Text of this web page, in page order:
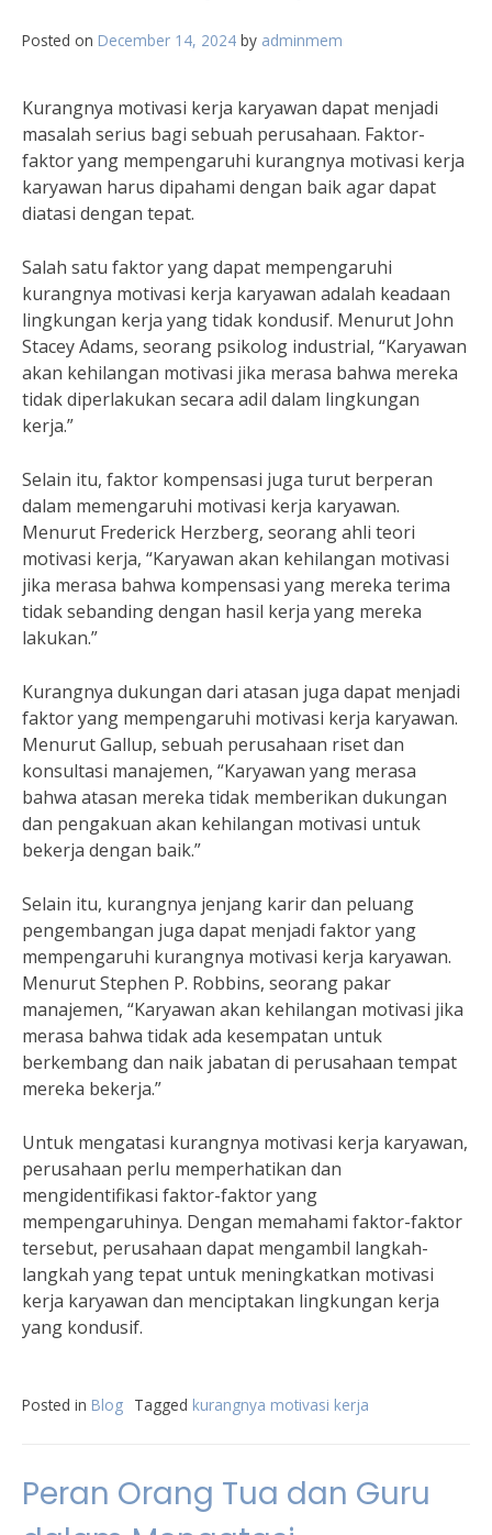
Posted on December 14, 2024 by adminmem
Kurangnya motivasi kerja karyawan dapat menjadi
masalah serius bagi sebuah perusahaan. Faktor-
faktor yang mempengaruhi kurangnya motivasi kerja
karyawan harus dipahami dengan baik agar dapat
diatasi dengan tepat.
Salah satu faktor yang dapat mempengaruhi
kurangnya motivasi kerja karyawan adalah keadaan
lingkungan kerja yang tidak kondusif. Menurut John
Stacey Adams, seorang psikolog industrial, “Karyawan
akan kehilangan motivasi jika merasa bahwa mereka
tidak diperlakukan secara adil dalam lingkungan
kerja.”
Selain itu, faktor kompensasi juga turut berperan
dalam memengaruhi motivasi kerja karyawan.
Menurut Frederick Herzberg, seorang ahli teori
motivasi kerja, “Karyawan akan kehilangan motivasi
jika merasa bahwa kompensasi yang mereka terima
tidak sebanding dengan hasil kerja yang mereka
lakukan.”
Kurangnya dukungan dari atasan juga dapat menjadi
faktor yang mempengaruhi motivasi kerja karyawan.
Menurut Gallup, sebuah perusahaan riset dan
konsultasi manajemen, “Karyawan yang merasa
bahwa atasan mereka tidak memberikan dukungan
dan pengakuan akan kehilangan motivasi untuk
bekerja dengan baik.”
Selain itu, kurangnya jenjang karir dan peluang
pengembangan juga dapat menjadi faktor yang
mempengaruhi kurangnya motivasi kerja karyawan.
Menurut Stephen P. Robbins, seorang pakar
manajemen, “Karyawan akan kehilangan motivasi jika
merasa bahwa tidak ada kesempatan untuk
berkembang dan naik jabatan di perusahaan tempat
mereka bekerja.”
Untuk mengatasi kurangnya motivasi kerja karyawan,
perusahaan perlu memperhatikan dan
mengidentifikasi faktor-faktor yang
mempengaruhinya. Dengan memahami faktor-faktor
tersebut, perusahaan dapat mengambil langkah-
langkah yang tepat untuk meningkatkan motivasi
kerja karyawan dan menciptakan lingkungan kerja
yang kondusif.
Posted in Blog Tagged kurangnya motivasi kerja
Peran Orang Tua dan Guru